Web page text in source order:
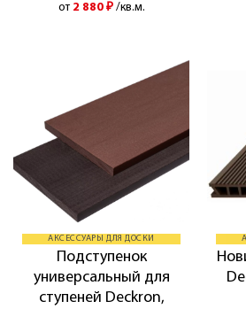
от 2 880 ₽ /кв.м.
АКСЕССУАРЫ ДЛЯ ДОСКИ
Подступенок
универсальный для
ступеней Deckron,